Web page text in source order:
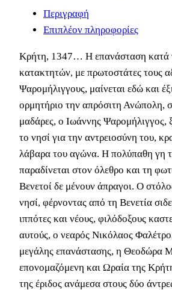
ποσότηταΠεριγραφή
Επιπλέον πληροφορίες
Κρήτη, 1347… Η επανάσταση κατά
κατακτητών, με πρωτοστάτες τους
Ψαρομήλιγγους, μαίνεται εδώ και
ορμητήριο την απρόσιτη Ανώπολη,
μαδάρες, ο Ιωάννης Ψαρομήλιγγος,
το νησί για την αντρειοσύνη του,
λάβαρα του αγώνα. Η πολύπαθη γη
παραδίνεται στον όλεθρο και τη
Βενετοί δε μένουν άπραγοι. Ο
νησί, φέρνοντας από τη Βενετία
ιππότες και νέους, φιλόδοξους
αυτούς, ο νεαρός Νικόλαος
μεγάλης επανάστασης, η Θεοδώρα
επονομαζόμενη και Ωραία της
της έριδος ανάμεσα στους δύο